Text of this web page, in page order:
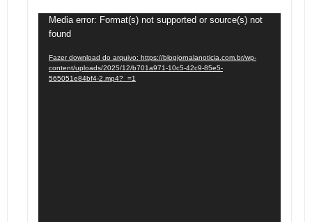
Tocador
de
vídeo
Media error: Format(s) not supported or source(s) not
found
Fazer download do arquivo: https://blogjornalanoticia.com.br/wp-
content/uploads/2025/12/b701a971-10c5-42c9-85e5-
565051e84bf4-2.mp4?_=1